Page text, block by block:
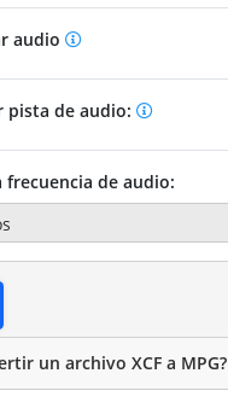
audio
pista de audio:
frecuencia de audio:
un archivo XCF a MPG?